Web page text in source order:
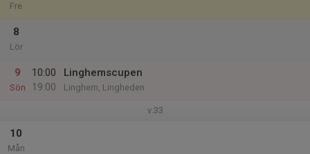
Fre
8
Lör
9
Sön
10:00
19:00
Linghemscupen
Linghem, Lingheden
v.33
10
Mån